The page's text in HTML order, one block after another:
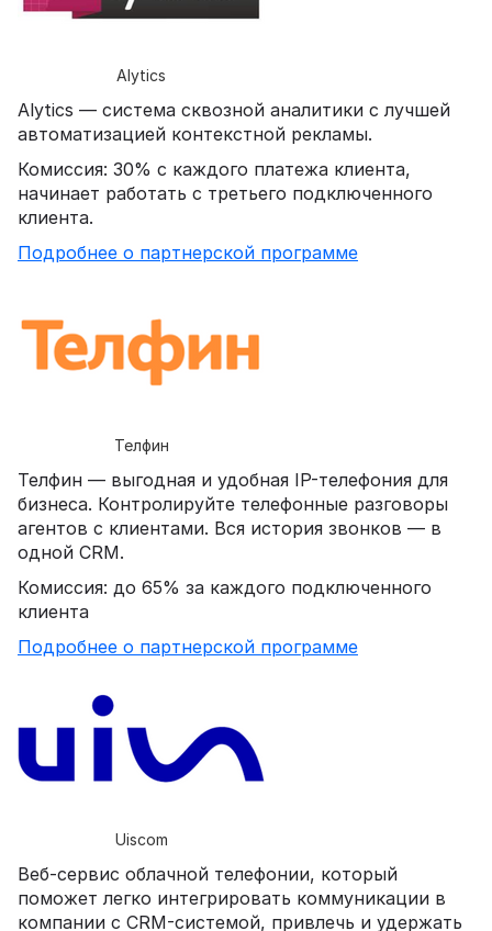
Alytics
Alytics — система сквозной аналитики с лучшей
автоматизацией контекстной рекламы.
Комиссия: 30% с каждого платежа клиента,
начинает работать с третьего подключенного
клиента.
Подробнее о партнерской программе
Телфин
Телфин — выгодная и удобная IP-телефония для
бизнеса. Контролируйте телефонные разговоры
агентов с клиентами. Вся история звонков — в
одной CRM.
Комиссия: до 65% за каждого подключенного
клиента
Подробнее о партнерской программе
Uiscom
Веб-сервис облачной телефонии, который
поможет легко интегрировать коммуникации в
компании с CRM-системой, привлечь и удержать